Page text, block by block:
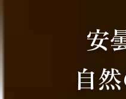
安
自